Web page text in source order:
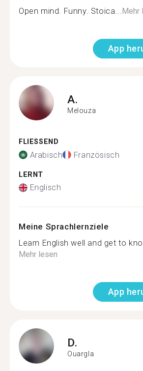
Open mind. Funny. Stoica...Mehr
App
A.
Melouza
FLIESSEND
Arabisch Französisch
LERNT
Englisch
Meine Sprachlernziele
Learn English well and get to
Mehr lesen
App
D.
Ouargla